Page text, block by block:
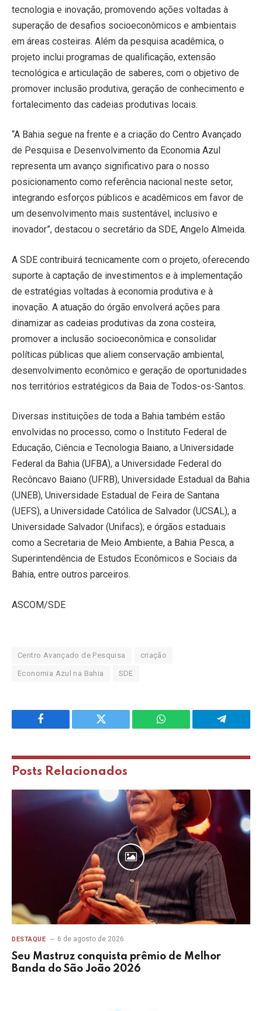
tecnologia e inovação, promovendo ações voltadas à
superação de desafios socioeconômicos e ambientais
em áreas costeiras. Além da pesquisa acadêmica, o
projeto inclui programas de qualificação, extensão
tecnológica e articulação de saberes, com o objetivo de
promover inclusão produtiva, geração de conhecimento e
fortalecimento das cadeias produtivas locais.
“A Bahia segue na frente e a criação do Centro Avançado
de Pesquisa e Desenvolvimento da Economia Azul
representa um avanço significativo para o nosso
posicionamento como referência nacional neste setor,
integrando esforços públicos e acadêmicos em favor de
um desenvolvimento mais sustentável, inclusivo e
inovador”, destacou o secretário da SDE, Angelo Almeida.
A SDE contribuirá tecnicamente com o projeto, oferecendo
suporte à captação de investimentos e à implementação
de estratégias voltadas à economia produtiva e à
inovação. A atuação do órgão envolverá ações para
dinamizar as cadeias produtivas da zona costeira,
promover a inclusão socioeconômica e consolidar
políticas públicas que aliem conservação ambiental,
desenvolvimento econômico e geração de oportunidades
nos territórios estratégicos da Baia de Todos-os-Santos.
Diversas instituições de toda a Bahia também estão
envolvidas no processo, como o Instituto Federal de
Educação, Ciência e Tecnologia Baiano, a Universidade
Federal da Bahia (UFBA), a Universidade Federal do
Recôncavo Baiano (UFRB), Universidade Estadual da Bahia
(UNEB), Universidade Estadual de Feira de Santana
(UEFS), a Universidade Católica de Salvador (UCSAL), a
Universidade Salvador (Unifacs); e órgãos estaduais
como a Secretaria de Meio Ambiente, a Bahia Pesca, a
Superintendência de Estudos Econômicos e Sociais da
Bahia, entre outros parceiros.
ASCOM/SDE
Centro Avançado de Pesquisa criação
Economia Azul na Bahia SDE
Facebook Twitter WhatsApp Telegram
Posts Relacionados
DESTAQUE 6 de agosto de 2026
Seu Mastruz conquista prêmio de Melhor
Banda do São João 2026